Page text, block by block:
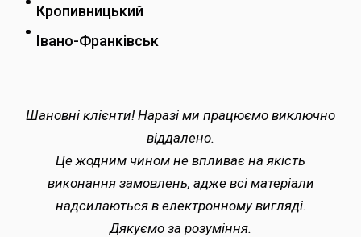
Кропивницький
Івано-Франківськ
Шановні клієнти! Наразі ми працюємо виключно
віддалено.
Це жодним чином не впливає на якість
виконання замовлень, адже всі матеріали
надсилаються в електронному вигляді.
Дякуємо за розуміння.